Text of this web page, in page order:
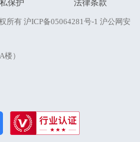
保护 法律条款
所有沪ICP备05064281号-1 沪公网安
）